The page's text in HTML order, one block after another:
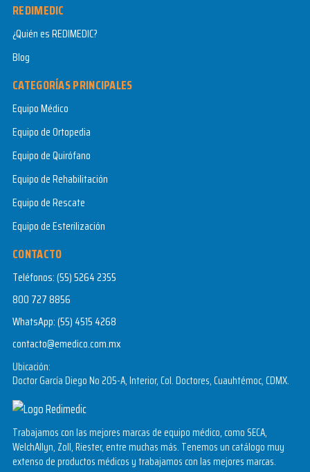
REDIMEDIC
¿Quién es REDIMEDIC?
Blog
CATEGORÍAS PRINCIPALES
Equipo Médico
Equipo de Ortopedia
Equipo de Quirófano
Equipo de Rehabilitación
Equipo de Rescate
Equipo de Esterilización
CONTACTO
Teléfonos:(55) 5264 2355
800 727 8856
WhatsApp:(55) 4515 4268
contacto@emedico.com.mx
Ubicación:
Doctor García Diego No 205-A, Interior, Col. Doctores, Cuauhtémoc, CDMX.
Trabajamos con las mejores marcas de equipo médico, como SECA,
WelchAllyn, Zoll, Riester, entre muchas más. Tenemos un catálogo muy
extenso de productos médicos y trabajamos con las mejores marcas.